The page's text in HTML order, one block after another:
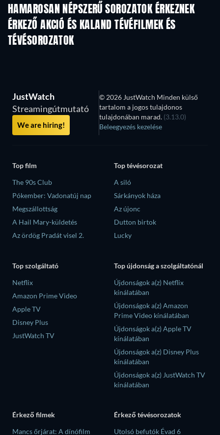
HAMAROSAN NÉPSZERŰ SOROZATOK ÉRKEZNEK
TV TV
ÉRKEZŐ AKCIÓ ÉS KALAND TÉVÉFILMEK ÉS
TÉVÉSOROZATOK
Évad 2
JustWatch
Streamingútmutató
We are hiring!
© 2026 JustWatch Minden külső
tartalom a jogos tulajdonos
tulajdonában marad. (3.13.0)
Beleegyezés kezelése
Top film
The 90s Club
Pókember: Vadonatúj nap
Megszállottság
A Hail Mary-küldetés
Az ördög Pradát visel 2.
Top tévésorozat
A siló
Sárkányok háza
Az újonc
Dutton birtok
Lucky
Top szolgáltató
Netflix
Amazon Prime Video
Apple TV
Disney Plus
JustWatch TV
Top újdonság a szolgáltatónál
Újdonságok a(z) Netflix
kínálatában
Újdonságok a(z) Amazon
Prime Video kínálatában
Újdonságok a(z) Apple TV
kínálatában
Újdonságok a(z) Disney Plus
kínálatában
Újdonságok a(z) JustWatch TV
kínálatában
Érkező filmek
Mancs őrjárat: A dínófilm
Érkező tévésorozatok
Utolsó befutók Évad 6